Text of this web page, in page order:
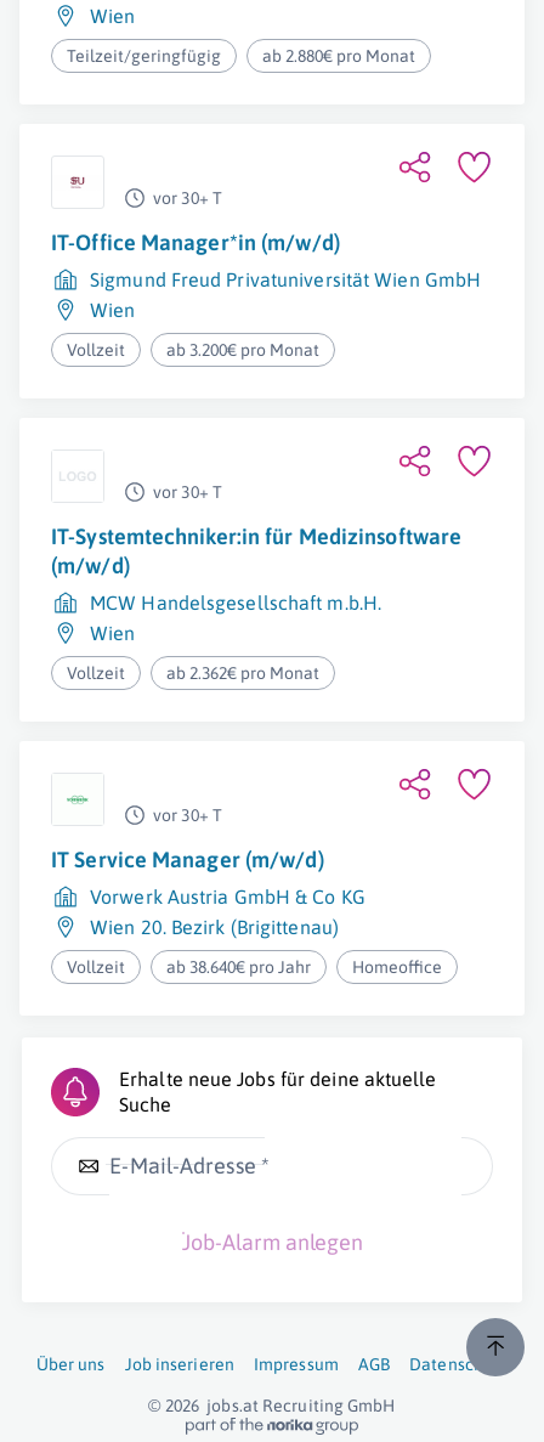
Wien
Teilzeit/geringfügig ab 2.880€ pro Monat
vor 30+ T
IT-Office Manager*in (m/w/d)
Sigmund Freud Privatuniversität Wien GmbH
Wien
Vollzeit ab 3.200€ pro Monat
vor 30+ T
IT-Systemtechniker:in für Medizinsoftware
(m/w/d)
MCW Handelsgesellschaft m.b.H.
Wien
Vollzeit ab 2.362€ pro Monat
vor 30+ T
IT Service Manager (m/w/d)
Vorwerk Austria GmbH & Co KG
Wien 20. Bezirk (Brigittenau)
Vollzeit ab 38.640€ pro Jahr Homeoffice
Erhalte neue Jobs für deine aktuelle
Suche
E-Mail-Adresse *
Job-Alarm anlegen
Über uns Job inserieren Impressum AGB Datenschutz
© 2026 jobs.at Recruiting GmbH